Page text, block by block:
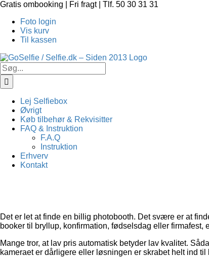
Skip
content
Gratis ombooking | Fri fragt | Tlf. 50 30 31 31
Foto login
Vis kurv
Til kassen
Søg
efter:
Lej Selfiebox
Øvrigt
Køb tilbehør & Rekvisitter
FAQ & Instruktion
F.A.Q
Instruktion
Erhverv
Kontakt
Det er let at finde en billig photobooth. Det svære er at
booker til bryllup, konfirmation, fødselsdag eller
Mange tror, at lav pris automatisk betyder lav kvalitet.
kameraet er dårligere eller løsningen er skrabet helt ind